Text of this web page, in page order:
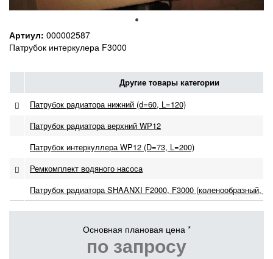
Артиул: 000002587
Патрубок интеркулера F3000
Другие товары категории
Патрубок радиатора нижний (d=60, L=120)
Патрубок радиатора верхний WP12
Патрубок интеркуллера WP12 (D=73, L=200)
Ремкомплект водяного насоса
Патрубок радиатора SHAANXI F2000, F3000 (коленообразный,
Основная плановая цена *
по запросу